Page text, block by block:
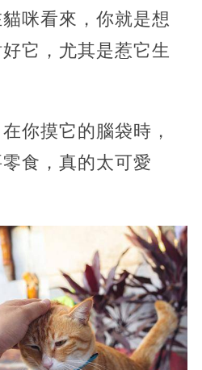
咪看來，你就是想
它，尤其是惹它生
你摸它的腦袋時，
食，真的太可愛